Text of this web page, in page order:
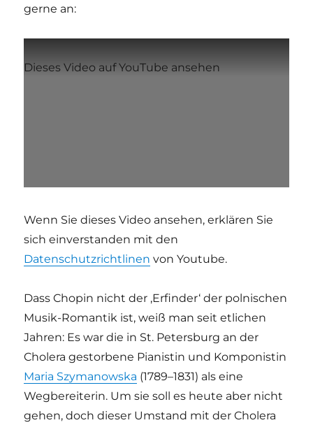
gerne an:
Dieses Video auf YouTube ansehen
Wenn Sie dieses Video ansehen, erklären Sie
sich einverstanden mit den
Datenschutzrichtlinen von Youtube.
Dass Chopin nicht der ‚Erfinder‘ der polnischen
Musik-Romantik ist, weiß man seit etlichen
Jahren: Es war die in St. Petersburg an der
Cholera gestorbene Pianistin und Komponistin
Maria Szymanowska (1789–1831) als eine
Wegbereiterin. Um sie soll es heute aber nicht
gehen, doch dieser Umstand mit der Cholera